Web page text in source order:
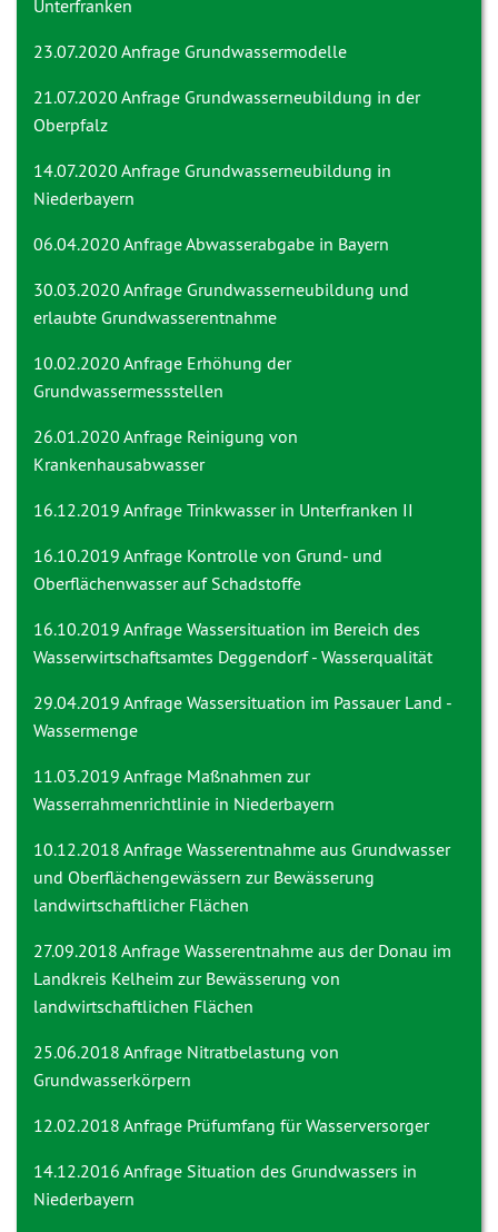
Unterfranken
23.07.2020 Anfrage Grundwassermodelle
21.07.2020 Anfrage Grundwasserneubildung in der
Oberpfalz
14.07.2020 Anfrage Grundwasserneubildung in
Niederbayern
06.04.2020 AnfrageAbwasserabgabe in Bayern
30.03.2020 Anfrage Grundwasserneubildung und
erlaubte Grundwasserentnahme
10.02.2020 Anfrage Erhöhung der
Grundwassermessstellen
26.01.2020 Anfrage Reinigung von
Krankenhausabwasser
16.12.2019 Anfrage Trinkwasser in Unterfranken II
16.10.2019 Anfrage Kontrolle von Grund- und
Oberflächenwasser auf Schadstoffe
16.10.2019 Anfrage Wassersituation im Bereich des
Wasserwirtschaftsamtes Deggendorf - Wasserqualität
29.04.2019 Anfrage Wassersituation im Passauer Land -
Wassermenge
11.03.2019 Anfrage Maßnahmen zur
Wasserrahmenrichtlinie in Niederbayern
10.12.2018 Anfrage Wasserentnahme aus Grundwasser
und Oberflächengewässern zur Bewässerung
landwirtschaftlicher Flächen
27.09.2018 Anfrage Wasserentnahme aus der Donau im
Landkreis Kelheim zur Bewässerung von
landwirtschaftlichen Flächen
25.06.2018 Anfrage Nitratbelastung von
Grundwasserkörpern
12.02.2018 Anfrage Prüfumfang für Wasserversorger
14.12.2016 Anfrage Situation des Grundwassers in
Niederbayern